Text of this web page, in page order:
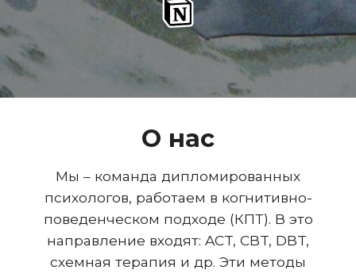
О нас
Мы – команда дипломированных
психологов, работаем в когнитивно-
поведенческом подходе (КПТ). В это
направление входят: ACT, CBT, DBT,
схемная терапия и др. Эти методы